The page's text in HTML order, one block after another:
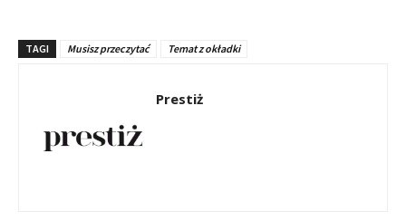
TAGI Musisz przeczytać Temat z okładki
Prestiż